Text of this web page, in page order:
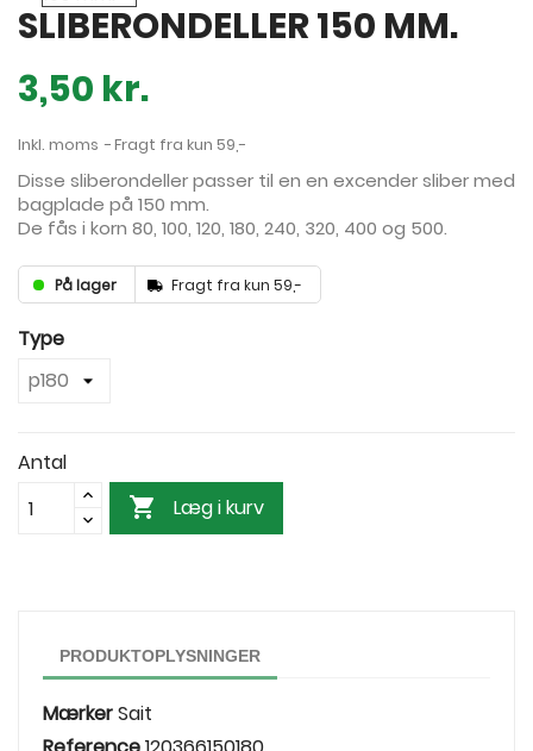
SLIBERONDELLER 150 MM.
3,50 kr.
Inkl. moms Fragt fra kun 59,-
Disse sliberondeller passer til en en excender sliber med
bagplade på 150 mm.
De fås i korn 80, 100, 120, 180, 240, 320, 400 og 500.
På lager Fragt fra kun 59,-
Type
Antal
 Læg i kurv
PRODUKTOPLYSNINGER
MærkerSait